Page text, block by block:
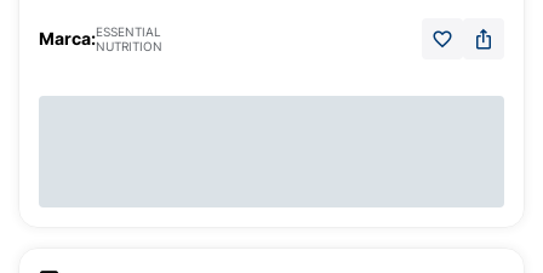
Marca:ESSENTIAL
NUTRITION